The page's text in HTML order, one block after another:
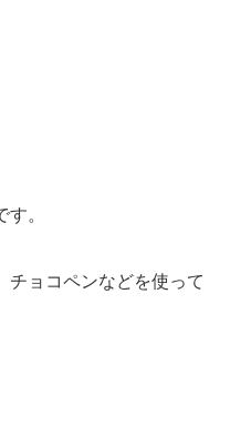
。
チョコペンなどを使って